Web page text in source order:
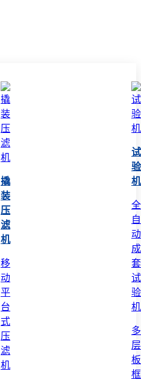
撬
装
压
滤
机
移
动
平
台
式
压
滤
机
试
验
机
全
自
动
成
套
试
验
机
多
层
板
框